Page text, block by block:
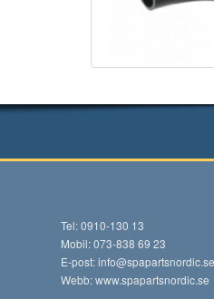
Tel: 0910-130 13
Mobil: 073-838 69 23
E-post:info@spapartsnordic.se
Webb:www.spapartsnordic.se